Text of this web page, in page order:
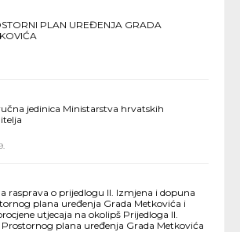
PLAN UREĐENJA GRADA
jedinica Ministarstva hrvatskih
rasprava o prijedlogu II. Izmjena i dopuna
plana uređenja Grada Metkovića i
utjecaja na okolipš Prijedloga II.
plana uređenja Grada Metkovića